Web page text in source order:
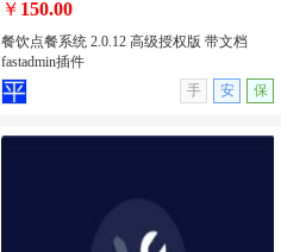
无演示
￥ 150.00
餐饮点餐系统 2.0.12 高级授权版 带文档
fastadmin插件
手
安 保